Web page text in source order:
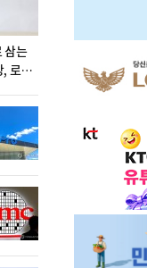
삼는
, 로보